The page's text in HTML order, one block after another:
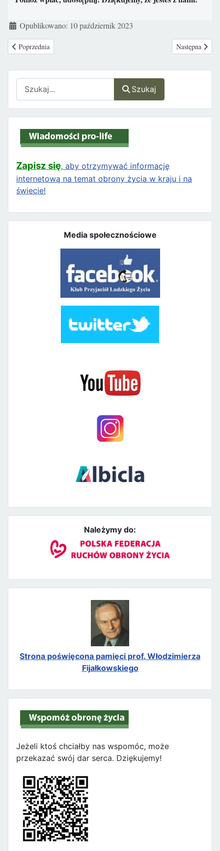
Szukaj
Zapisz się, aby otrzymywać informację
internetową na temat obrony życia w kraju i na
świecie!
Media społecznościowe
Należymy do:
Strona poświęcona pamięci prof. Włodzimierza
Fijałkowskiego
Jeżeli ktoś chciałby nas wspomóc, może
przekazać swój dar serca. Dziękujemy!
Szczegóły
Opublikowano: 10 październik 2023
Poprzednia strona: Watykan w ONZ: konieczna ochrona życia dzieci
Poprzednia Następna
Następna